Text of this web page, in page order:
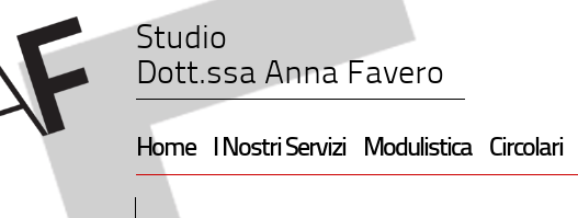
Studio
Dott.ssa Anna Favero
Home I Nostri Servizi Modulistica Circolari